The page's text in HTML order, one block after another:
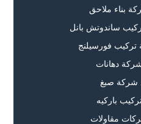
بناء ملاحق
ساندوتش بانل
فورسيلنج
دهانات
شركة صبغ
باركيه
مقاولات